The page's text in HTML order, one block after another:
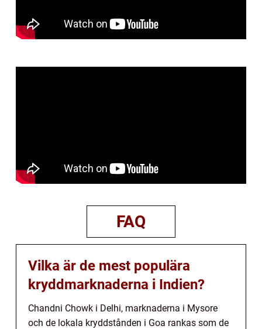
FAQ
Vilka är de mest populära
kryddmarknaderna i Indien?
Chandni Chowk i Delhi, marknaderna i Mysore
och de lokala kryddstånden i Goa rankas som de